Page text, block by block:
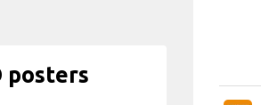
posters